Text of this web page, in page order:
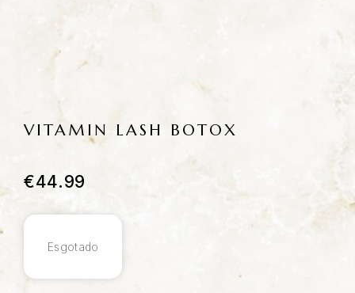
VITAMIN LASH BOTOX
€44.99
Esgotado